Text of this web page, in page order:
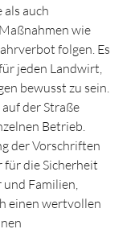
auch
wie
folgen. Es
jeden Landwirt,
bewusst zu sein.
der Straße
Betrieb.
der Vorschriften
die Sicherheit
Familien,
einen wertvollen